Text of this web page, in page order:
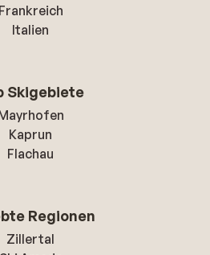
Frankreich
Italien
Skigebiete
Kaprun
Flachau
Regionen
Zillertal